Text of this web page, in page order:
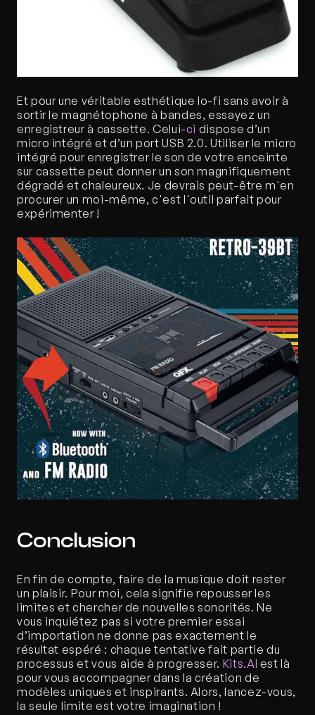
Et pour une véritable esthétique lo-fi sans avoir à
sortir le magnétophone à bandes, essayez un
enregistreur à cassette. Celui-ci dispose d’un
micro intégré et d’un port USB 2.0. Utiliser le micro
intégré pour enregistrer le son de votre enceinte
sur cassette peut donner un son magnifiquement
dégradé et chaleureux. Je devrais peut-être m'en
procurer un moi-même, c'est l'outil parfait pour
expérimenter !
Conclusion
En fin de compte, faire de la musique doit rester
un plaisir. Pour moi, cela signifie repousser les
limites et chercher de nouvelles sonorités. Ne
vous inquiétez pas si votre premier essai
d’importation ne donne pas exactement le
résultat espéré : chaque tentative fait partie du
processus et vous aide à progresser. Kits.AI est là
pour vous accompagner dans la création de
modèles uniques et inspirants. Alors, lancez-vous,
la seule limite est votre imagination !